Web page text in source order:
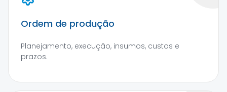
Ordem de produção
Planejamento, execução, insumos, custos e
prazos.